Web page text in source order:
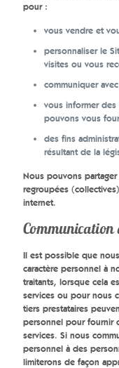
pour :
vous vendre et
personnaliser le
visites ou vous
communiquer
vous informer
pouvons vous
des fins
résultant de la
Nous pouvons
regroupées
internet.
Communication
Il est possible que
caractère personnel à
traitants, lorsque cela
services ou pour nous
tiers prestataires
personnel pour fournir
services. Si nous
personnel à des
limiterons de façon